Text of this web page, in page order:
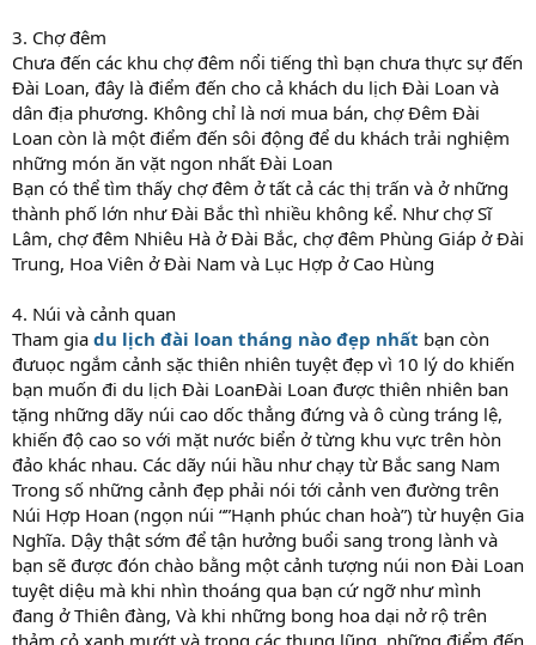
3. Chợ đêm
Chưa đến các khu chợ đêm nổi tiếng thì bạn chưa thực sự đến
Đài Loan, đây là điểm đến cho cả khách du lịch Đài Loan và
dân địa phương. Không chỉ là nơi mua bán, chợ Đêm Đài
Loan còn là một điểm đến sôi động để du khách trải nghiệm
những món ăn vặt ngon nhất Đài Loan
Bạn có thể tìm thấy chợ đêm ở tất cả các thị trấn và ở những
thành phố lớn như Đài Bắc thì nhiều không kể. Như chợ Sĩ
Lâm, chợ đêm Nhiêu Hà ở Đài Bắc, chợ đêm Phùng Giáp ở Đài
Trung, Hoa Viên ở Đài Nam và Lục Hợp ở Cao Hùng
4. Núi và cảnh quan
Tham gia du lịch đài loan tháng nào đẹp nhất bạn còn
đưuọc ngắm cảnh sặc thiên nhiên tuyệt đẹp vì 10 lý do khiến
bạn muốn đi du lịch Đài LoanĐài Loan được thiên nhiên ban
tặng những dãy núi cao dốc thẳng đứng và ô cùng tráng lệ,
khiến độ cao so với mặt nước biển ở từng khu vực trên hòn
đảo khác nhau. Các dãy núi hầu như chạy từ Bắc sang Nam
Trong số những cảnh đẹp phải nói tới cảnh ven đường trên
Núi Hợp Hoan (ngọn núi “”Hạnh phúc chan hoà”) từ huyện Gia
Nghĩa. Dậy thật sớm để tận hưởng buổi sang trong lành và
bạn sẽ được đón chào bằng một cảnh tượng núi non Đài Loan
tuyệt diệu mà khi nhìn thoáng qua bạn cứ ngỡ như mình
đang ở Thiên đàng, Và khi những bong hoa dại nở rộ trên
thảm cỏ xanh mướt và trong các thung lũng, những điểm đến